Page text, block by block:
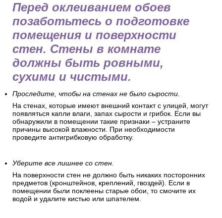
Перед оклеиванием обоев
позаботьтесь о подготовке
помещения и поверхности
стен. Стены в комнате
должны быть ровными,
сухими и чистыми.
Проследите, чтобы на стенах не было сырости.
На стенах, которые имеют внешний контакт с улицей, могут
появляться капли влаги, запах сырости и грибок. Если вы
обнаружили в помещении такие признаки – устраните
причины высокой влажности. При необходимости
проведите антигрибковую обработку.
Уберите все лишнее со стен.
На поверхности стен не должно быть никаких посторонних
предметов (кронштейнов, креплений, гвоздей). Если в
помещении были поклеены старые обои, то смочите их
водой и удалите кистью или шпателем.